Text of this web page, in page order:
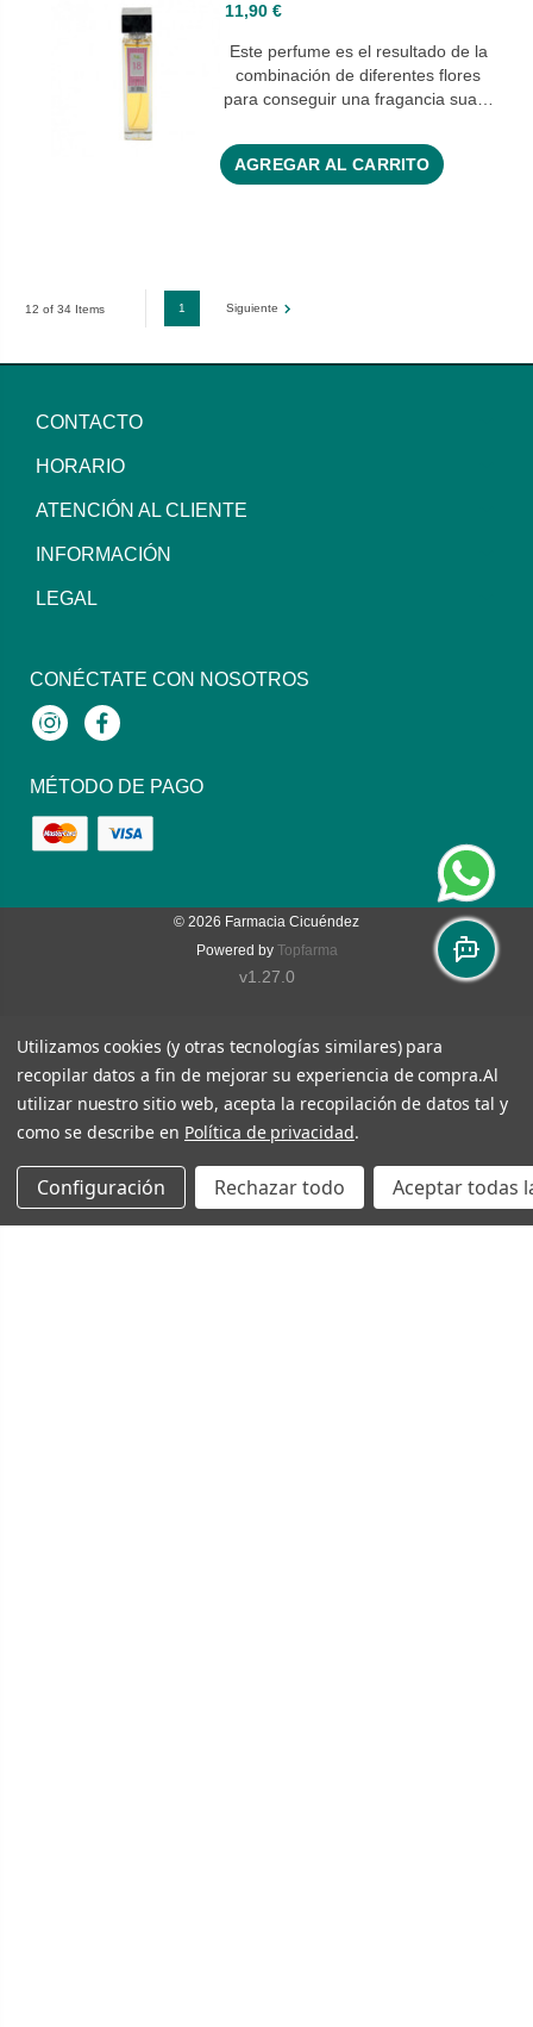
11,90 €
Este perfume es el resultado de la
combinación de diferentes flores
para conseguir una fragancia sua…
AGREGAR AL CARRITO
12 of 34 Items 1 Siguiente
CONTACTO
HORARIO
ATENCIÓN AL CLIENTE
INFORMACIÓN
LEGAL
CONÉCTATE CON NOSOTROS
InstagramFacebook
MÉTODO DE PAGO
© 2026 Farmacia Cicuéndez
Powered by Topfarma
v1.27.0
Utilizamos cookies (y otras tecnologías similares) para
recopilar datos a fin de mejorar su experiencia de compra.Al
utilizar nuestro sitio web, acepta la recopilación de datos tal y
como se describe en Política de privacidad.
Configuración Rechazar todo Aceptar todas